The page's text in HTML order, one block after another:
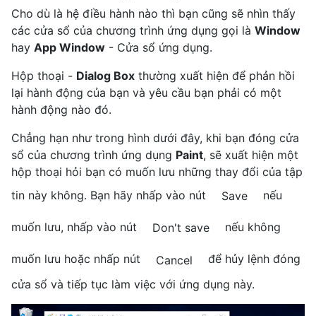
Cho dù là hệ điều hành nào thì bạn cũng sẽ nhìn thấy
các cửa sổ của chương trình ứng dụng gọi là Window
hay App Window - Cửa sổ ứng dụng.
Hộp thoại - Dialog Box thường xuất hiện để phản hồi
lại hành động của bạn và yêu cầu bạn phải có một
hành động nào đó.
Chẳng hạn như trong hình dưới đây, khi bạn đóng cửa
sổ của chương trình ứng dụng Paint, sẽ xuất hiện một
hộp thoại hỏi bạn có muốn lưu những thay đổi của tập
tin này không. Bạn hãy nhấp vào nút
Save nếu
muốn lưu, nhấp vào nút Don't save nếu không
muốn lưu hoặc nhấp nút Cancel
để hủy lệnh đóng
cửa sổ và tiếp tục làm việc với ứng dụng này.